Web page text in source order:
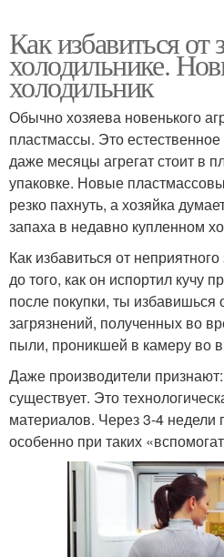
Как избавиться от
холодильнике.
холодильник
Обычно хозяева новенького
пластмассы. Это
даже месяцы агрегат стоит в
упаковке. Новые
резко пахнуть, а хозяйка
запаха в недавно купленном
Как избавиться от
до того, как он испортил кучу
после покупки, ты избавишься
загрязнений, полученных во
пыли, проникшей в камеру во
Даже производители
существует. Это
материалов. Через 3-4 недели
особенно при таких